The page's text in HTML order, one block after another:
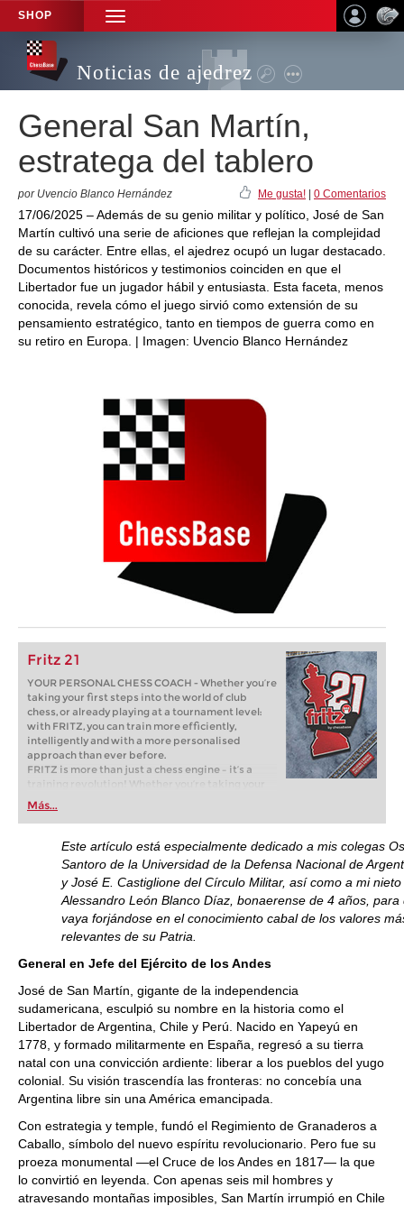
SHOP
TOGGLE
NAVIGATION
Noticias de ajedrez
General San Martín,
estratega del tablero
por Uvencio Blanco Hernández Me gusta! 0 Comentarios
17/06/2025 – Además de su genio militar y político, José de San
Martín cultivó una serie de aficiones que reflejan la complejidad
de su carácter. Entre ellas, el ajedrez ocupó un lugar destacado.
Documentos históricos y testimonios coinciden en que el
Libertador fue un jugador hábil y entusiasta. Esta faceta, menos
conocida, revela cómo el juego sirvió como extensión de su
pensamiento estratégico, tanto en tiempos de guerra como en
su retiro en Europa. | Imagen: Uvencio Blanco Hernández
Fritz 21
YOUR PERSONAL CHESS COACH - Whether you’re
taking your first steps into the world of club
chess, or already playing at a tournament level:
with FRITZ, you can train more efficiently,
intelligently and with a more personalised
approach than ever before.
FRITZ is more than just a chess engine – it’s a
training revolution! Whether you’re taking your
first steps into the world of club chess, or already
playing at a tournament level: with FRITZ, you can
train more efficiently, intelligently and with a
more personalised approach than ever before.
Más...
Este artículo está especialmente dedicado a mis colegas
Santoro de la Universidad de la Defensa Nacional de
y José E. Castiglione del Círculo Militar, así como a mi nieto
Alessandro León Blanco Díaz, bonaerense de 4 años, para
vaya forjándose en el conocimiento cabal de los valores
relevantes de su Patria.
General en Jefe del Ejército de los Andes
José de San Martín, gigante de la independencia
sudamericana, esculpió su nombre en la historia como el
Libertador de Argentina, Chile y Perú. Nacido en Yapeyú en
1778, y formado militarmente en España, regresó a su tierra
natal con una convicción ardiente: liberar a los pueblos del yugo
colonial. Su visión trascendía las fronteras: no concebía una
Argentina libre sin una América emancipada.
Con estrategia y temple, fundó el Regimiento de Granaderos a
Caballo, símbolo del nuevo espíritu revolucionario. Pero fue su
proeza monumental —el Cruce de los Andes en 1817— la que
lo convirtió en leyenda. Con apenas seis mil hombres y
atravesando montañas imposibles, San Martín irrumpió en Chile